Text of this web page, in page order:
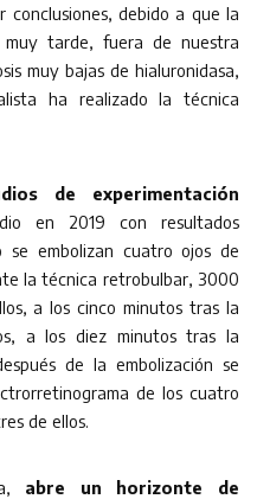
conclusiones, debido a que la
muy tarde, fuera de nuestra
muy bajas de hialuronidasa,
ha realizado la técnica
de experimentación
en 2019 con resultados
se embolizan cuatro ojos de
la técnica retrobulbar, 3000
a los cinco minutos tras la
a los diez minutos tras la
de la embolización se
de los cuatro
de ellos.
abre un horizonte de